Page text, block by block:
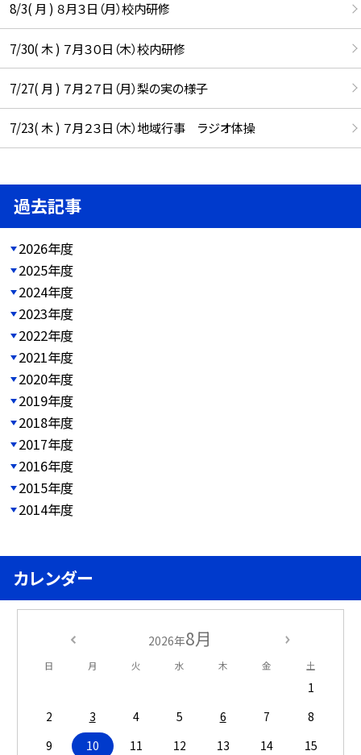
8/3( 月 ) ８月３日（月）校内研修
7/30( 木 ) ７月３０日（木）校内研修
7/27( 月 ) ７月２７日（月）梨の実の様子
7/23( 木 ) ７月２３日（木）地域行事 ラジオ体操
過去記事
2026年度
2025年度
2024年度
2023年度
2022年度
2021年度
2020年度
2019年度
2018年度
2017年度
2016年度
2015年度
2014年度
カレンダー
2026年8月
日 月 火 水 木 金 土
1
2
3 4 5 6 7
8
9
10 11 12 13 14
15